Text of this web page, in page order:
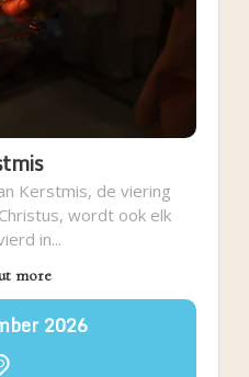
Kerstmis, de viering
wordt ook elk
in...
more
2026